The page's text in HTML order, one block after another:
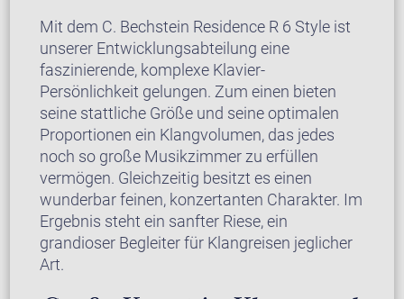
Mit dem C. Bechstein Residence R 6 Style ist
unserer Entwicklungsabteilung eine
faszinierende, komplexe Klavier-
Persönlichkeit gelungen. Zum einen bieten
seine stattliche Größe und seine optimalen
Proportionen ein Klangvolumen, das jedes
noch so große Musikzimmer zu erfüllen
vermögen. Gleichzeitig besitzt es einen
wunderbar feinen, konzertanten Charakter. Im
Ergebnis steht ein sanfter Riese, ein
grandioser Begleiter für Klangreisen jeglicher
Art.